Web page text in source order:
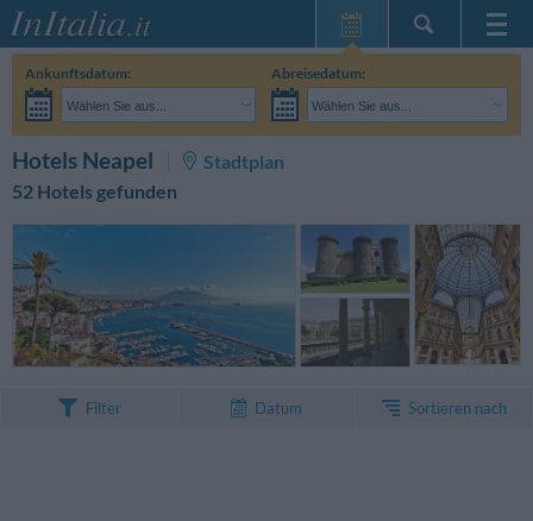
Meine
Reservierungen
Ankunftsdatum:
Wählen Sie aus...
Abreisedatum:
Wählen Sie aus...
Hotels Neapel
Stadtplan
52 Hotels gefunden
Filter Datum Sortieren nach